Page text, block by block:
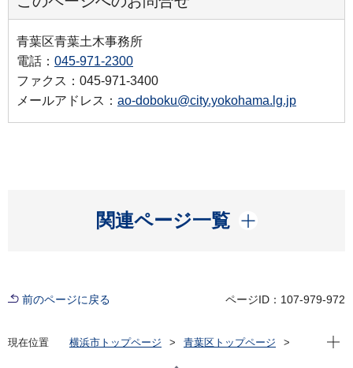
青葉区青葉土木事務所
電話： 045-971-2300
ファクス：045-971-3400
メールアドレス： ao-doboku@city.yokohama.lg.jp
関連ページ一覧
開く
前のページに戻る ページID：107-979-972
現在位置 横浜市トップページ
青葉区トップページ
現在